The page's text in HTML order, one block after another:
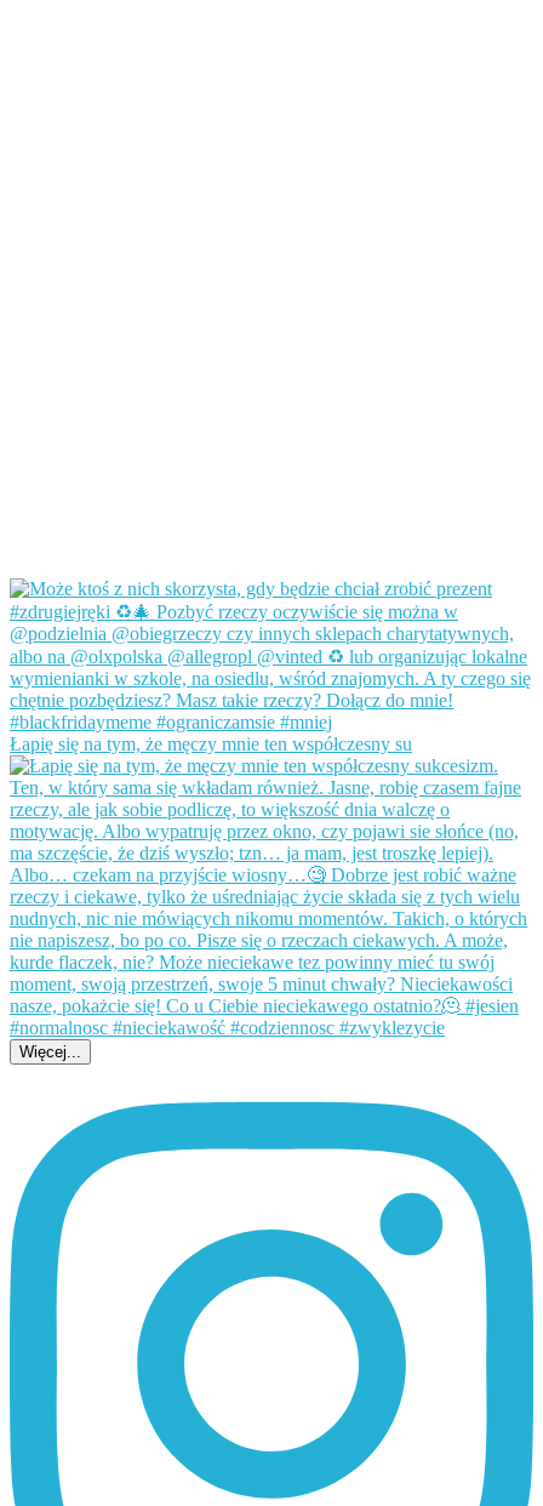
Łapię się na tym, że męczy mnie ten współczesny su
Więcej...